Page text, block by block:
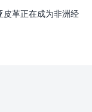
皮革正在成为非洲经